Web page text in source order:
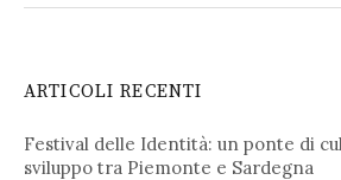
ARTICOLI RECENTI
Festival delle Identità: un ponte di
sviluppo tra Piemonte e Sardegna